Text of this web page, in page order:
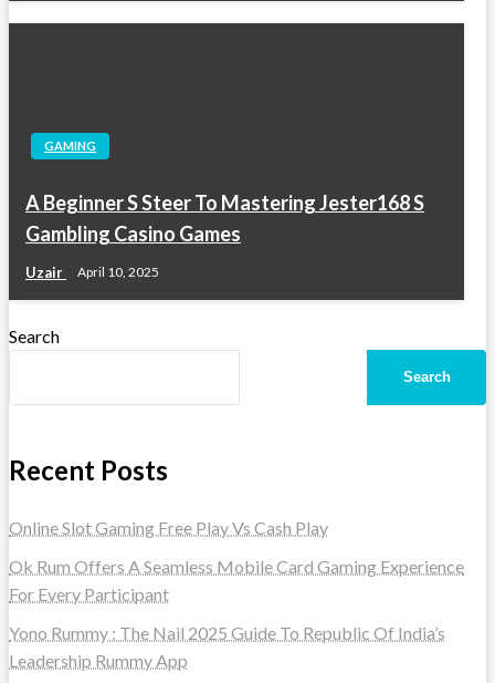
GAMING
A Beginner S Steer To Mastering Jester168 S
Gambling Casino Games
Uzair April 10, 2025
Search
Search
Recent Posts
Online Slot Gaming Free Play Vs Cash Play
Ok Rum Offers A Seamless Mobile Card Gaming Experience
For Every Participant
Yono Rummy : The Nail 2025 Guide To Republic Of India’s
Leadership Rummy App